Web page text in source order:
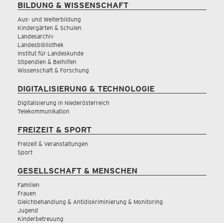
BILDUNG & WISSENSCHAFT
Aus- und Weiterbildung
Kindergärten & Schulen
Landesarchiv
Landesbibliothek
Institut für Landeskunde
Stipendien & Beihilfen
Wissenschaft & Forschung
DIGITALISIERUNG & TECHNOLOGIE
Digitalisierung in Niederösterreich
Telekommunikation
FREIZEIT & SPORT
Freizeit & Veranstaltungen
Sport
GESELLSCHAFT & MENSCHEN
Familien
Frauen
Gleichbehandlung & Antidiskriminierung & Monitoring
Jugend
Kinderbetreuung